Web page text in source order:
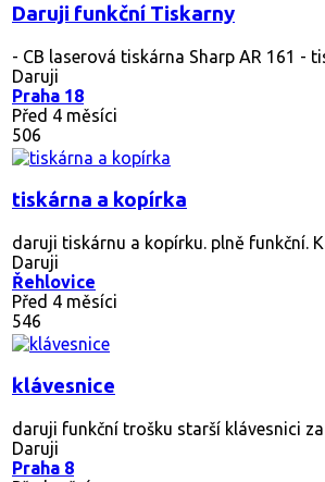
Daruji funkční Tiskarny
- CB laserová tiskárna Sharp AR 161 -
Daruji
Praha 18
Před 4 měsíci
506
tiskárna a kopírka
daruji tiskárnu a kopírku. plně funkční.
Daruji
Řehlovice
Před 4 měsíci
546
klávesnice
daruji funkční trošku starší klávesnici
Daruji
Praha 8